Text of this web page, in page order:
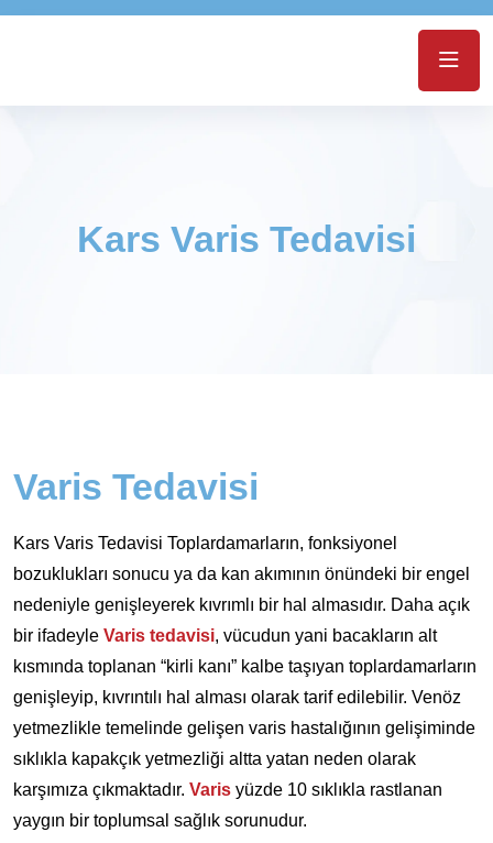
Kars Varis Tedavisi
Varis Tedavisi
Kars Varis Tedavisi Toplardamarların, fonksiyonel
bozuklukları sonucu ya da kan akımının önündeki bir engel
nedeniyle genişleyerek kıvrımlı bir hal almasıdır. Daha açık
bir ifadeyle Varis tedavisi, vücudun yani bacakların alt
kısmında toplanan “kirli kanı” kalbe taşıyan toplardamarların
genişleyip, kıvrıntılı hal alması olarak tarif edilebilir. Venöz
yetmezlikle temelinde gelişen varis hastalığının gelişiminde
sıklıkla kapakçık yetmezliği altta yatan neden olarak
karşımıza çıkmaktadır. Varis yüzde 10 sıklıkla rastlanan
yaygın bir toplumsal sağlık sorunudur.